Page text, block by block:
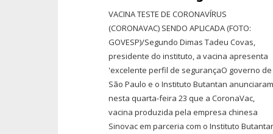
VACINA TESTE DE CORONAVÍRUS
(CORONAVAC) SENDO APLICADA (FOTO:
GOVESP)/Segundo Dimas Tadeu Covas,
presidente do instituto, a vacina apresenta
'excelente perfil de segurançaO governo de
São Paulo e o Instituto Butantan
nesta quarta-feira 23 que a CoronaVac,
vacina produzida pela empresa chinesa
Sinovac em parceria com o Instituto